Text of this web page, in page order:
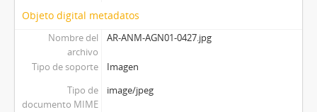
Objeto digital metadatos
Nombre del
archivo
AR-ANM-AGN01-0427.jpg
Tipo de soporte
Imagen
Tipo de
documento MIME
image/jpeg